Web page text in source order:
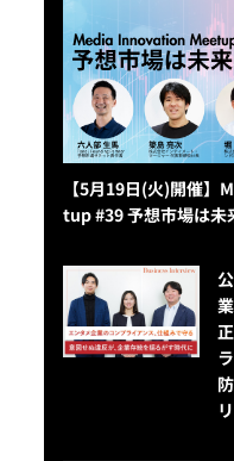
【5月19日(火)開催
tup #39 予想市場は未